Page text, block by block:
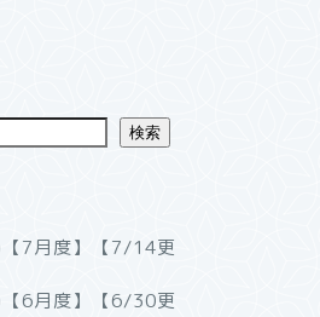
検索
【7月度】【7/14更
【6月度】【6/30更